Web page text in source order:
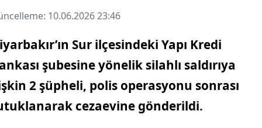
10.06.2026 23:46
Sur ilçesindeki Yapı Kredi
şubesine yönelik silahlı saldırıya
2 şüpheli, polis operasyonu sonrası
cezaevine gönderildi.